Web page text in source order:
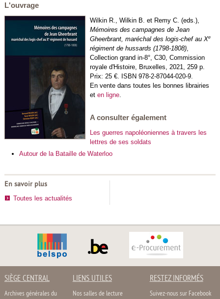
L'ouvrage
Wilkin R., Wilkin B. et Remy C. (eds.),
Mémoires des campagnes de Jean
Gheerbrant, maréchal des logis-chef au Xe
régiment de hussards (1798-1808),
Collection grand in-8°, C30, Commission
royale d'Histoire, Bruxelles, 2021, 259 p.
Prix: 25 €. ISBN 978-2-87044-020-9.
En vente dans toutes les bonnes librairies
et en ligne.
A consulter également
Les guerres napoléoniennes à travers les
lettres de ses soldats
Autour de la Bataille de Waterloo
En savoir plus
Toutes les actualités
SIÈGE CENTRAL
Archives générales du
LIENS UTILES
Nos salles de lecture
RESTEZ INFORMÉS
Suivez-nous sur Facebook